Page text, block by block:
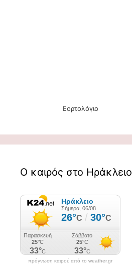
Εορτολόγιο
Ο καιρός στο Ηράκλειο
πρόγνωση καιρού από το weather.gr